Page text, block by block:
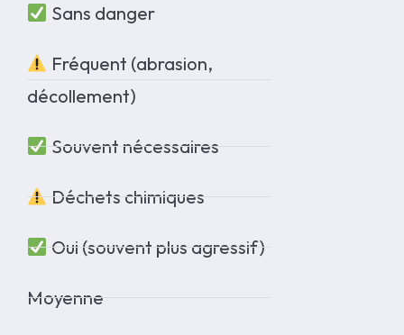
Sans danger
Fréquent (abrasion,
décollement)
Souvent nécessaires
Déchets chimiques
Oui (souvent plus agressif)
Moyenne